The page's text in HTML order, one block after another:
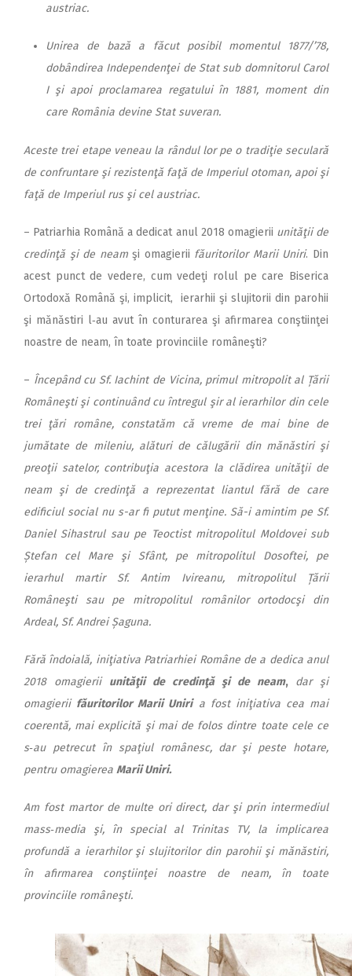
austriac.
Unirea de bază a făcut posibil momentul 1877/’78,
dobândirea Independenţei de Stat sub domnitorul Carol
I şi apoi proclamarea regatului în 1881, moment din
care România devine Stat suveran.
Aceste trei etape veneau la rândul lor pe o tradiţie seculară
de confruntare şi rezistenţă faţă de Imperiul otoman, apoi şi
faţă de Imperiul rus şi cel austriac.
– Patriarhia Română a dedicat anul 2018 omagierii unităţii de
credinţă şi de neamşi omagierii făuritorilor Marii Uniri. Din
acest punct de vedere, cum vedeţi rolul pe care Biserica
Ortodoxă Română şi, implicit, ierarhii şi slujitorii din parohii
şi mănăstiri l‑au avut în conturarea şi afirmarea conştiinţei
noastre de neam, în toate provinciile româneşti?
– Începând cu Sf. Iachint de Vicina, primul mitropolit al Țării
Româneşti şi continuând cu întregul şir al ierarhilor din cele
trei ţări române, constatăm că vreme de mai bine de
jumătate de mileniu, alături de călugării din mănăstiri şi
preoţii satelor, contribuţia acestora la clădirea unităţii de
neam şi de credinţă a reprezentat liantul fără de care
edificiul social nu s-ar fi putut menţine. Să-i amintim pe Sf.
Daniel Sihastrul sau pe Teoctist mitropolitul Moldovei sub
Ștefan cel Mare şi Sfânt, pe mitropolitul Dosoftei, pe
ierarhul martir Sf. Antim Ivireanu, mitropolitul Țării
Româneşti sau pe mitropolitul românilor ortodocşi din
Ardeal, Sf. Andrei Șaguna.
Fără îndoială, iniţiativa Patriarhiei Române de a dedica anul
2018 omagierii unităţii de credinţă şi de neam, dar şi
omagierii făuritorilor Marii Uniria fost iniţiativa cea mai
coerentă, mai explicită şi mai de folos dintre toate cele ce
s‑au petrecut în spaţiul românesc, dar şi peste hotare,
pentru omagierea Marii Uniri.
Am fost martor de multe ori direct, dar şi prin intermediul
mass‑media şi, în special al Trinitas TV, la implicarea
profundă a ierarhilor şi slujitorilor din parohii şi mănăstiri,
în afirmarea conştiinţei noastre de neam, în toate
provinciile româneşti.